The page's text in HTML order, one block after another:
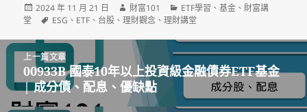
發
佈
期:
2024 年 11 月 21 日
作
者
財富101
分
類
ETF學習 、基金 、 財富講
堂
標
ESG 、 ETF 、 台股 、理財觀念 、理財講堂
文
上一篇文章
上
一
篇
00933B 國泰10年以上投資級金融債券ETF基金
| 成分債、配息、優缺點